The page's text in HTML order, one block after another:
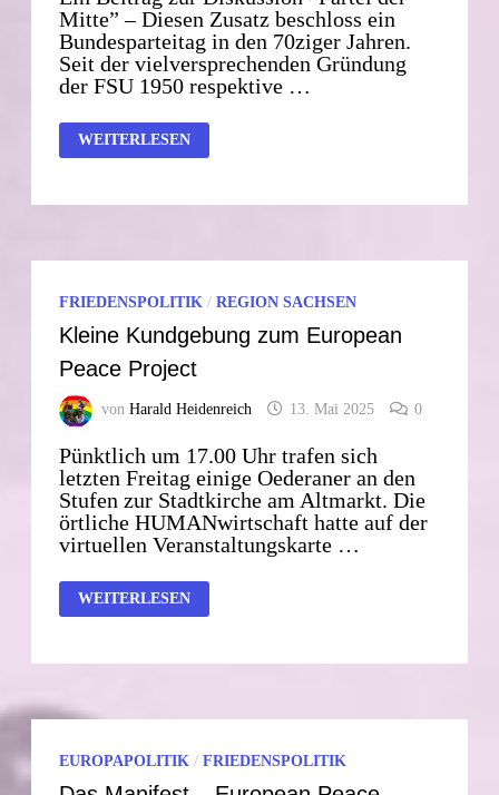
Mitte” – Diesen Zusatz beschloss ein
Bundesparteitag in den 70ziger Jahren.
Seit der vielversprechenden Gründung
der FSU 1950 respektive …
FSU
–
WEITERLESEN
FRIEDENSPOLITIK /REGION SACHSEN
Kleine Kundgebung zum European
Peace Project
vonHarald Heidenreich 13. Mai 2025 0
Pünktlich um 17.00 Uhr trafen sich
letzten Freitag einige Oederaner an den
Stufen zur Stadtkirche am Altmarkt. Die
örtliche HUMANwirtschaft hatte auf der
virtuellen Veranstaltungskarte …
KLEINE
KUNDGEBUNG
WEITERLESEN
EUROPAPOLITIK /FRIEDENSPOLITIK